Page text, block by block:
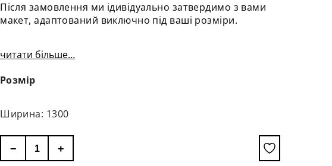
Після замовлення ми ідивідуально затвердимо з вами
макет, адаптований виключно під ваші розміри.
читати більше...
Розмір
Ширина: 1300
− +